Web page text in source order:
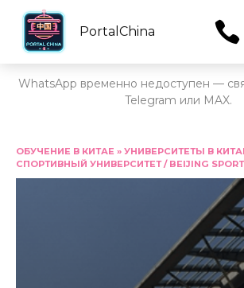
PortalChina
WhatsApp временно недоступен —
Telegram или MAX.
содержанию
ОБУЧЕНИЕ В КИТАЕ » УНИВЕРСИТЕТЫ В
СПОРТИВНЫЙ УНИВЕРСИТЕТ / BEIJING SPORT